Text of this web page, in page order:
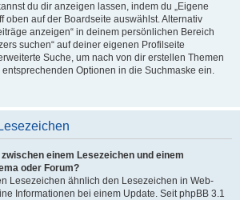
du dir anzeigen lassen, indem du „Eigene
oben auf der Boardseite auswählst. Alternativ
anzeigen“ in deinem persönlichen Bereich
suchen“ auf deiner eigenen Profilseite
Suche, um nach von dir erstellen Themen
Optionen in die Suchmaske ein.
einem Lesezeichen und einem
oder Forum?
Lesezeichen ähnlich den Lesezeichen in Web-
Informationen bei einem Update. Seit phpBB 3.1